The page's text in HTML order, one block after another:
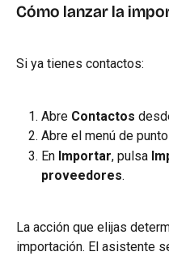
Cómo lanzar la
Si ya tienes contactos:
Abre Contactos
Abre el menú de
En Importar, pulsa
proveedores.
La acción que elijas
importación. El asistente